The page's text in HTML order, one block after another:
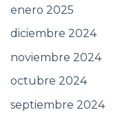
enero 2025
diciembre 2024
noviembre 2024
octubre 2024
septiembre 2024